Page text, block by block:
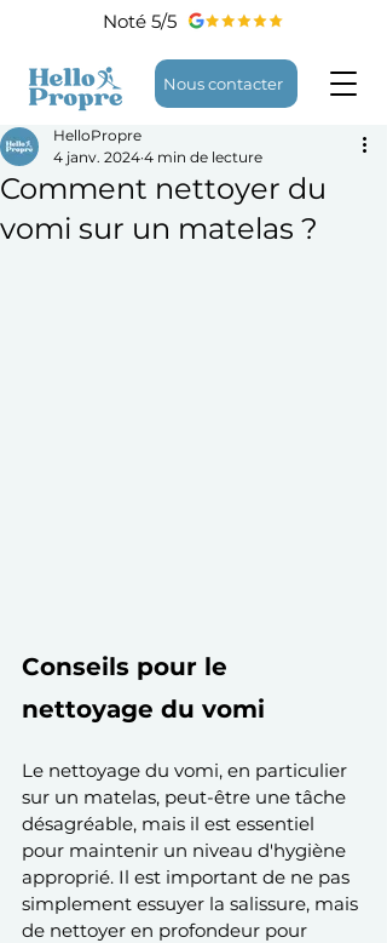
Nous contacter
Noté 5/5
Comment nettoyer du
vomi sur un matelas ?
HelloPropre
4 janv. 2024 4 min de lecture
Conseils pour le
nettoyage du vomi
Le nettoyage du vomi, en particulier
sur un matelas, peut-être une tâche
désagréable, mais il est essentiel
pour maintenir un niveau d'hygiène
approprié. Il est important de ne pas
simplement essuyer la salissure, mais
de nettoyer en profondeur pour